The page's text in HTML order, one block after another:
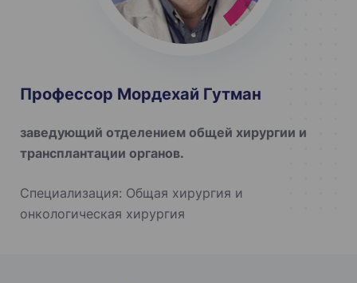
Профессор Мордехай Гутман
заведующий отделением общей хирургии и
трансплантации органов.
Специализация: Общая хирургия и
онкологическая хирургия